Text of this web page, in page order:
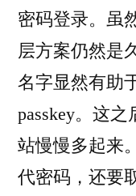
密码登录。虽
层方案仍然是
名字显然有助
passkey。这之
站慢慢多起来
代密码，还要